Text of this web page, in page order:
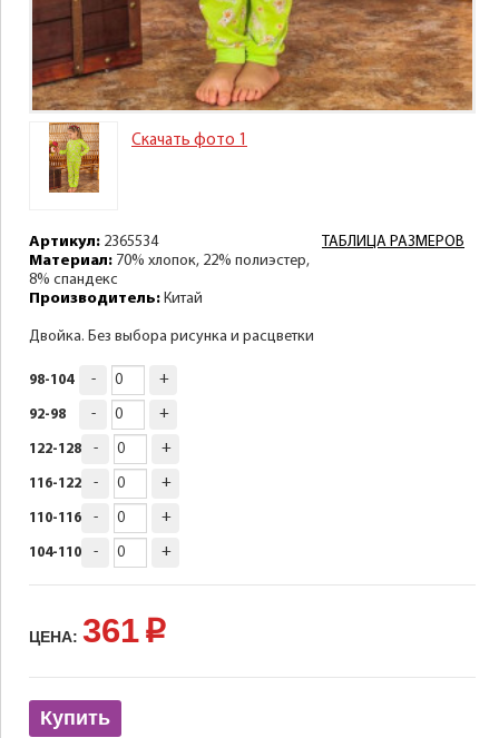
Скачать фото 1
ТАБЛИЦА РАЗМЕРОВ
Артикул: 2365534
Материал: 70% хлопок, 22% полиэстер,
8% спандекс
Производитель: Китай
Двойка. Без выбора рисунка и расцветки
98-104 - +
92-98 - +
122-128 - +
116-122 - +
110-116 - +
104-110 - +
ЦЕНА: 361 p
Купить